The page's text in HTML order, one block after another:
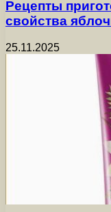
Рецепты
свойства
25.11.2025